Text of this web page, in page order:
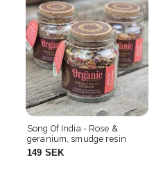
Smudge resin för energi och
förnyelse – St. Germain
129 SEK